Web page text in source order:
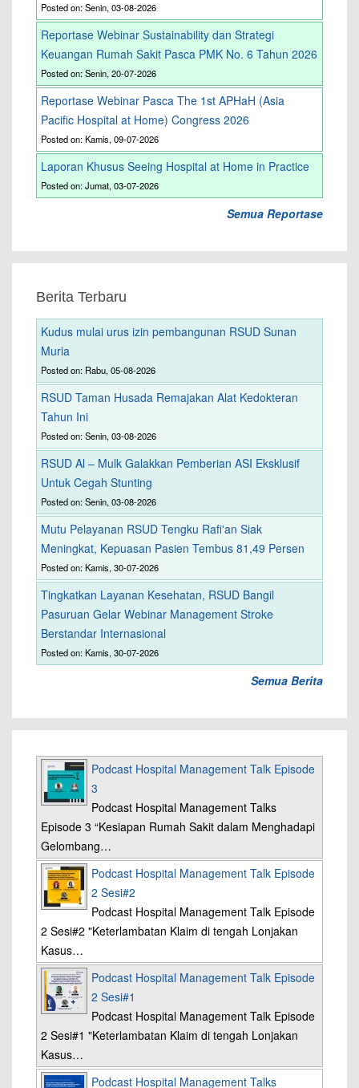
Posted on: Senin, 03-08-2026
Reportase Webinar Sustainability dan Strategi
Keuangan Rumah Sakit Pasca PMK No. 6 Tahun 2026
Posted on: Senin, 20-07-2026
Reportase Webinar Pasca The 1st APHaH (Asia
Pacific Hospital at Home) Congress 2026
Posted on: Kamis, 09-07-2026
Laporan Khusus Seeing Hospital at Home in Practice
Posted on: Jumat, 03-07-2026
Semua Reportase
Berita Terbaru
Kudus mulai urus izin pembangunan RSUD Sunan
Muria
Posted on: Rabu, 05-08-2026
RSUD Taman Husada Remajakan Alat Kedokteran
Tahun Ini
Posted on: Senin, 03-08-2026
RSUD Al – Mulk Galakkan Pemberian ASI Eksklusif
Untuk Cegah Stunting
Posted on: Senin, 03-08-2026
Mutu Pelayanan RSUD Tengku Rafi'an Siak
Meningkat, Kepuasan Pasien Tembus 81,49 Persen
Posted on: Kamis, 30-07-2026
Tingkatkan Layanan Kesehatan, RSUD Bangil
Pasuruan Gelar Webinar Management Stroke
Berstandar Internasional
Posted on: Kamis, 30-07-2026
Semua Berita
Podcast Hospital Management Talk Episode
3
Podcast Hospital Management Talks
Episode 3 “Kesiapan Rumah Sakit dalam Menghadapi
Gelombang…
Podcast Hospital Management Talk Episode
2 Sesi#2
Podcast Hospital Management Talk Episode
2 Sesi#2 "Keterlambatan Klaim di tengah Lonjakan
Kasus…
Podcast Hospital Management Talk Episode
2 Sesi#1
Podcast Hospital Management Talk Episode
2 Sesi#1 "Keterlambatan Klaim di tengah Lonjakan
Kasus…
Podcast Hospital Management Talks